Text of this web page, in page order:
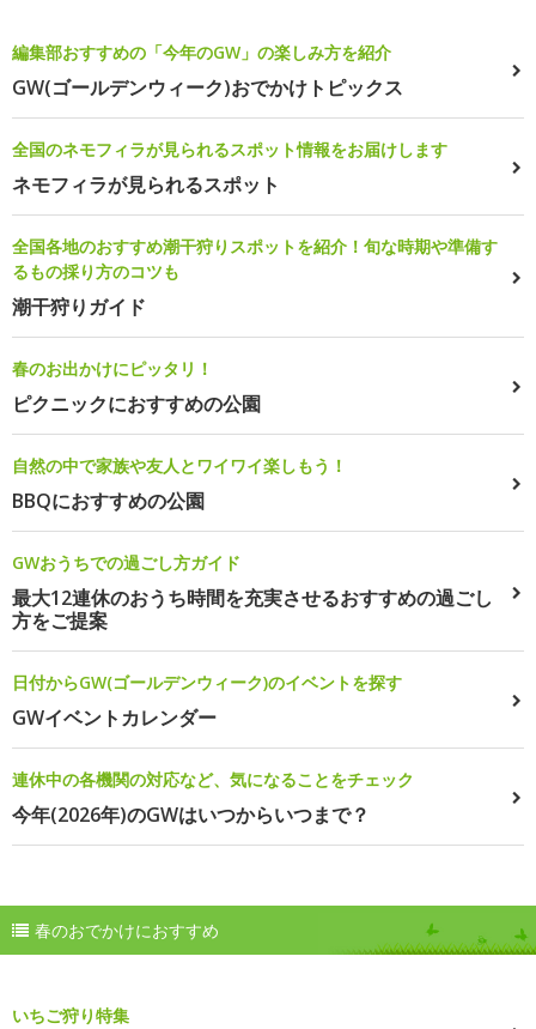
編集部おすすめの「今年のGW」の楽しみ方を紹介
GW(ゴールデンウィーク)おでかけトピックス
全国のネモフィラが見られるスポット情報をお届けします
ネモフィラが見られるスポット
全国各地のおすすめ潮干狩りスポットを紹介！旬な時期や準備す
るもの採り方のコツも
潮干狩りガイド
春のお出かけにピッタリ！
ピクニックにおすすめの公園
自然の中で家族や友人とワイワイ楽しもう！
BBQにおすすめの公園
GWおうちでの過ごし方ガイド
最大12連休のおうち時間を充実させるおすすめの過ごし
方をご提案
日付からGW(ゴールデンウィーク)のイベントを探す
GWイベントカレンダー
連休中の各機関の対応など、気になることをチェック
今年(2026年)のGWはいつからいつまで？
春のおでかけにおすすめ
いちご狩り特集